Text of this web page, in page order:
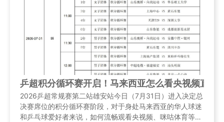
乒超积分循环赛开启！马来西亚怎么看央视频直播
2026乒超常规赛第二站雄安站今日（7月31日）进入决定总
决赛席位的积分循环赛阶段，对于身处马来西亚的华人球迷
和乒乓球爱好者来说，如何流畅观看央视频、咪咕体育等平